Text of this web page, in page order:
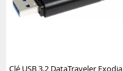
Clé USB 3.2 DataTraveler Exodia